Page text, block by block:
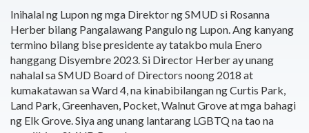
Inihalal ng Lupon ng mga Direktor ng SMUD si Rosanna
Herber bilang Pangalawang Pangulo ng Lupon. Ang kanyang
termino bilang bise presidente ay tatakbo mula Enero
hanggang Disyembre 2023.Si Director Herber ay unang
nahalal sa SMUD Board of Directors noong 2018 at
kumakatawan sa Ward 4, na kinabibilangan ng Curtis Park,
Land Park, Greenhaven, Pocket, Walnut Grove at mga bahagi
ng Elk Grove. Siya ang unang lantarang LGBTQ na tao na